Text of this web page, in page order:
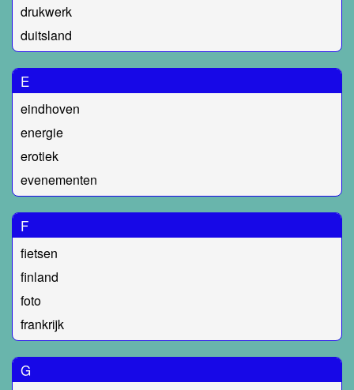
drukwerk
duitsland
E
eindhoven
energie
erotiek
evenementen
F
fietsen
finland
foto
frankrijk
G